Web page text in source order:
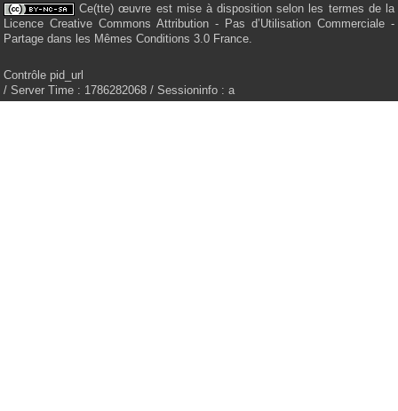
Ce(tte) œuvre est mise à disposition selon les termes de la
Licence Creative Commons Attribution - Pas d’Utilisation Commerciale -
Partage dans les Mêmes Conditions 3.0 France.
Contrôle pid_url
/ Server Time : 1786282068 / Sessioninfo : a